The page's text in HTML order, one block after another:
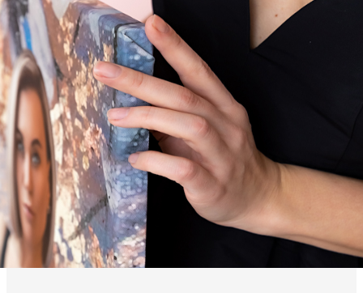
Ваш город:
Ваш регион доставки
Выберите из списка: